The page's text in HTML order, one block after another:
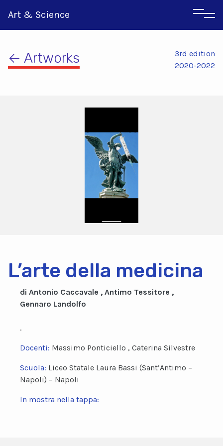
Art & Science
← Artworks
3rd edition
2020-2022
L’arte della medicina
di Antonio Caccavale , Antimo Tessitore ,
Gennaro Landolfo
.
Docenti: Massimo Ponticiello , Caterina Silvestre
Scuola: Liceo Statale Laura Bassi (Sant’Antimo –
Napoli) – Napoli
In mostra nella tappa: